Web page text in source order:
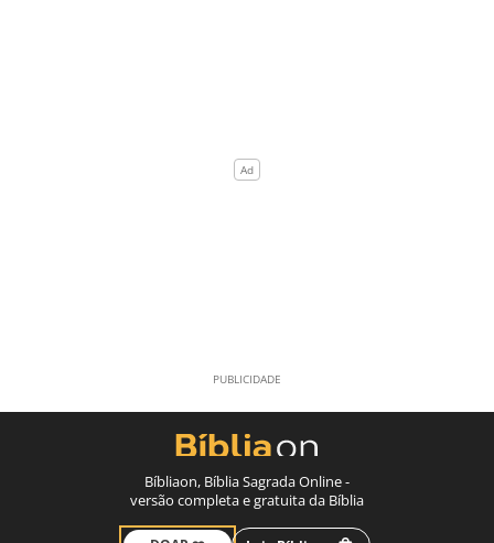
Bíbliaon, Bíblia Sagrada Online -
versão completa e gratuita da Bíblia